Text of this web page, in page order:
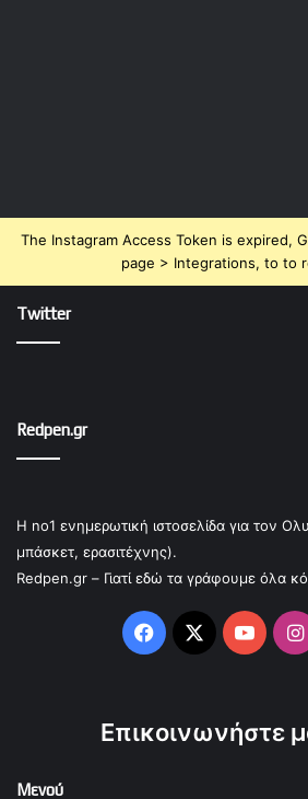
The Instagram Access Token is expired,
page > Integrations, to to
Twitter
Redpen.gr
Η no1 ενημερωτική ιστοσελίδα για τον
μπάσκετ, ερασιτέχνης).
Redpen.gr – Γιατί εδώ τα γράφουμε όλα
Facebook
X
Επικοινωνήστε
Μενού